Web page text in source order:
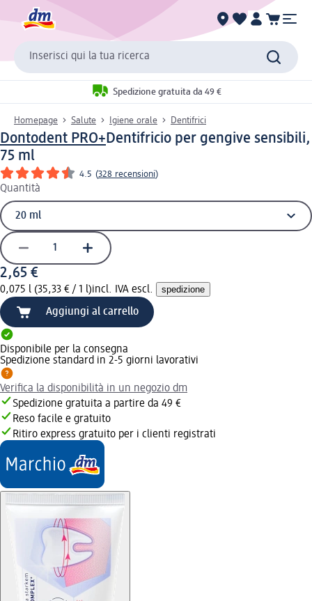
Inserisci qui la tua ricerca
Spedizione gratuita da 49 €
Homepage Salute Igiene orale Dentifrici
Dontodent PRO+Dentifricio per gengive sensibili,
75 ml
4.5 (328 recensioni)
Quantità
2,65 €
0,075 l (35,33 € / 1 l)incl. IVA escl. spedizione
Aggiungi al carrello
Disponibile per la consegna
Spedizione standard in 2-5 giorni lavorativi
Verifica la disponibilità in un negozio dm
Spedizione gratuita a partire da 49 €
Reso facile e gratuito
Ritiro express gratuito per i clienti registrati